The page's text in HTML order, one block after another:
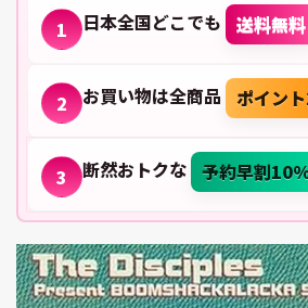
1 日本全国どこでも 送料無料
2 お買い物は全商品 ポイン
3 断然おトクな 予約早割